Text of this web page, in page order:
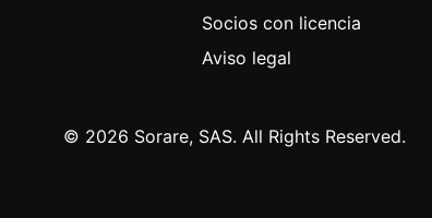
Socios con licencia
Aviso legal
© 2026 Sorare, SAS. All Rights Reserved.